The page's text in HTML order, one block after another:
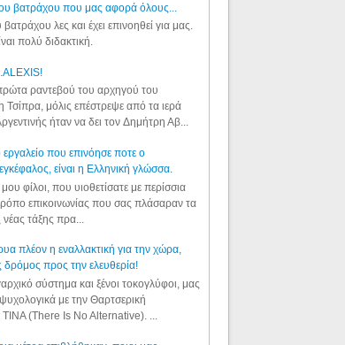
βατράχου που μας αφορά όλους...
λες και έχει επινοηθεί για μας.
πολύ διδακτική.
ραντεβού του αρχηγού του
Τσίπρα, μόλις επέστρεψε από τα ιερά
ήταν να δει τον Δημήτρη Αβ...
εργαλείο που επινόησε ποτε ο
είναι η Ελληνική γλώσσα.
φίλοι, που υιοθετίσατε με περίσσια
επικοινωνίας που σας πλάσαραν τα
τάξης πρα...
πλέον η εναλλακτική για την χώρα,
προς την ελευθερία!
σύστημα και ξένοι τοκογλύφοι, μας
με την Θαρτσερική
(There Is No Alternative). ...